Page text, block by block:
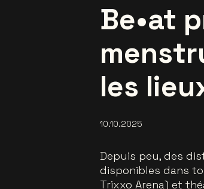
Be•at
les
10.10.2025
Depuis peu, des
disponibles dans
Trixxo Arena) et